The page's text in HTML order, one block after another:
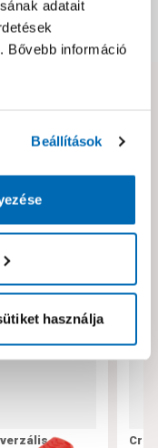
adatait
Bővebb információ
Beállítások
használja